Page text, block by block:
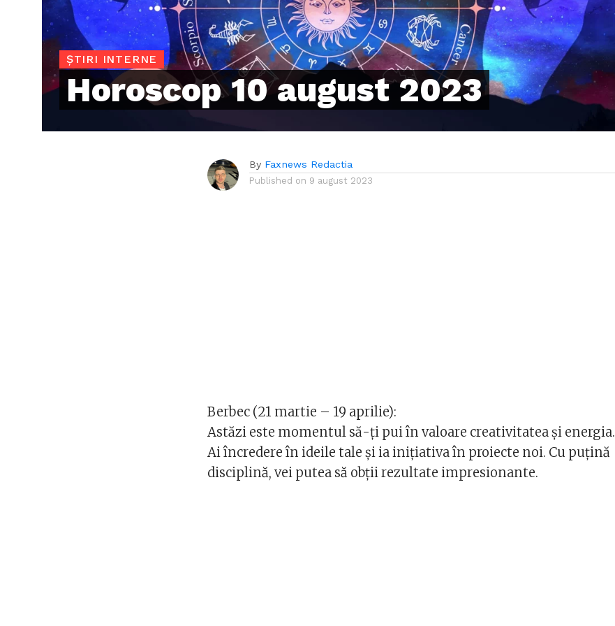
ȘTIRI INTERNE
Horoscop 10 august 2023
By Faxnews Redactia
Published on 9 august 2023
Berbec (21 martie – 19 aprilie):
Astăzi este momentul să-ți pui în valoare creativitatea și energia.
Ai încredere în ideile tale și ia inițiativa în proiecte noi. Cu puțină
disciplină, vei putea să obții rezultate impresionante.